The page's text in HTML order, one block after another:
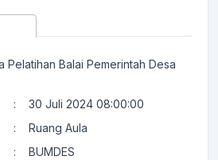
Pelatihan Balai Pemerintah Desa
:
30 Juli 2024 08:00:00
:
Ruang Aula
: BUMDES